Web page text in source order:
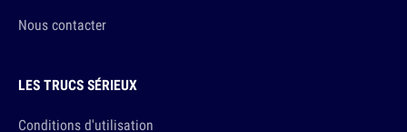
Nous contacter
LES TRUCS SÉRIEUX
Conditions d'utilisation